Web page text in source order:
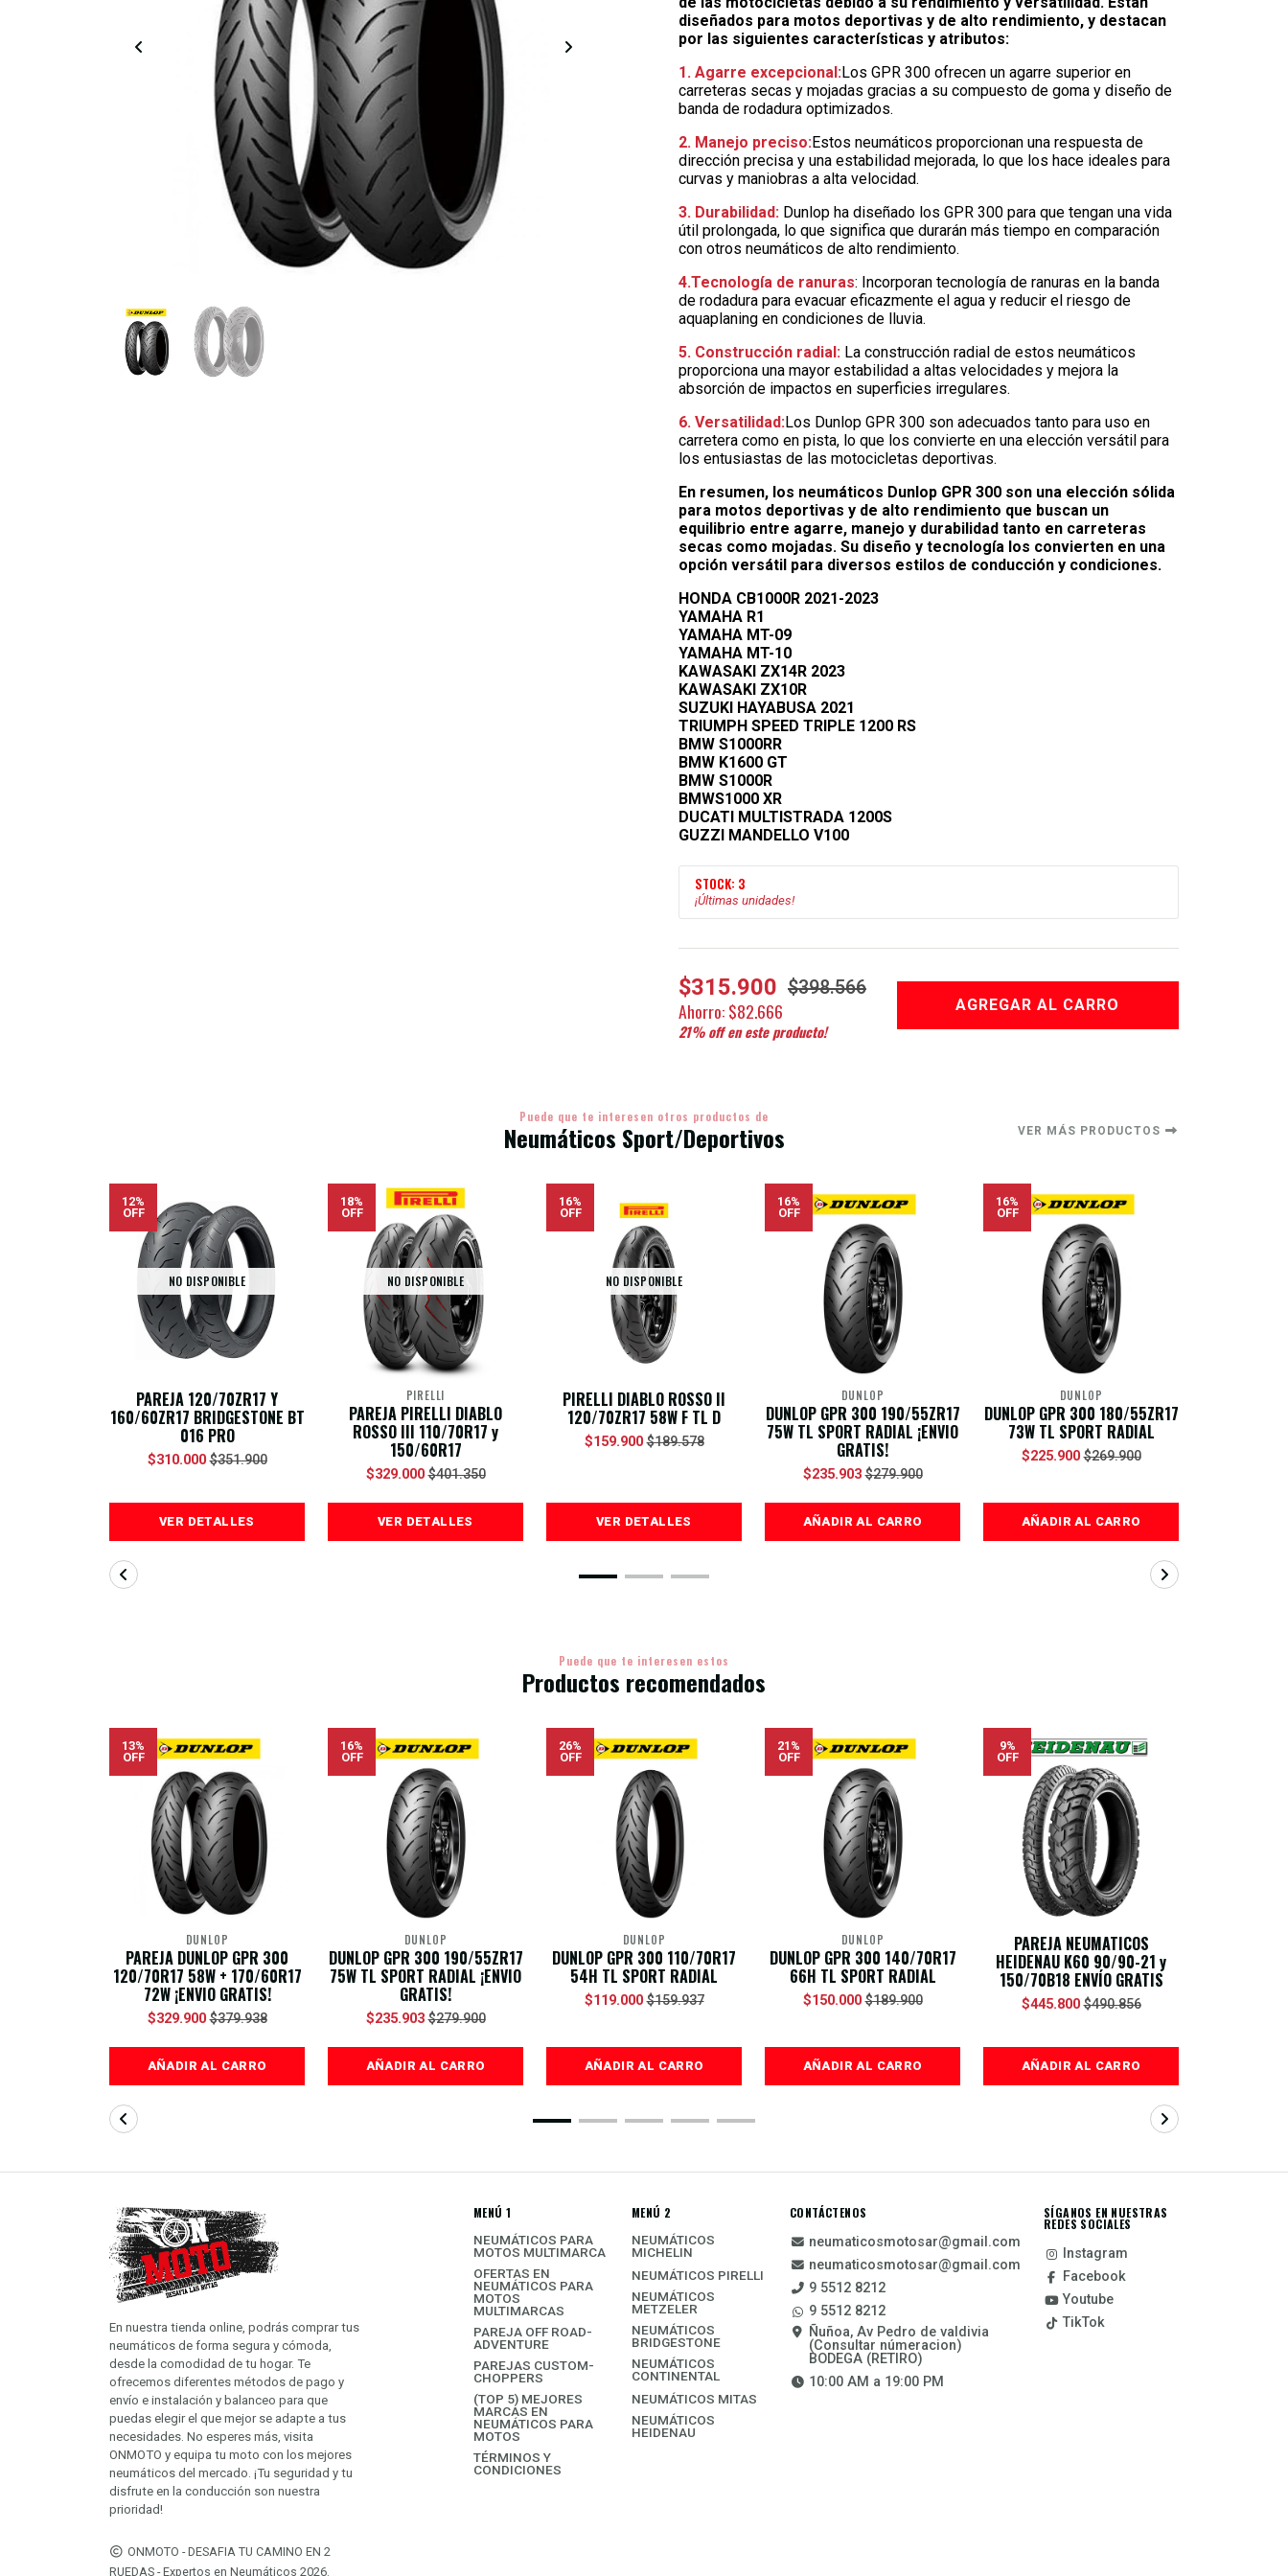
diseñados para motos deportivas y de alto rendimiento, y destacan
por las siguientes características y atributos:
1. Agarre excepcional:Los GPR 300 ofrecen un agarre superior en
carreteras secas y mojadas gracias a su compuesto de goma y diseño de
banda de rodadura optimizados.
2. Manejo preciso:Estos neumáticos proporcionan una respuesta de
dirección precisa y una estabilidad mejorada, lo que los hace ideales para
curvas y maniobras a alta velocidad.
3. Durabilidad: Dunlop ha diseñado los GPR 300 para que tengan una vida
útil prolongada, lo que significa que durarán más tiempo en comparación
con otros neumáticos de alto rendimiento.
4.Tecnología de ranuras: Incorporan tecnología de ranuras en la banda
de rodadura para evacuar eficazmente el agua y reducir el riesgo de
aquaplaning en condiciones de lluvia.
5. Construcción radial: La construcción radial de estos neumáticos
proporciona una mayor estabilidad a altas velocidades y mejora la
absorción de impactos en superficies irregulares.
6. Versatilidad:Los Dunlop GPR 300 son adecuados tanto para uso en
carretera como en pista, lo que los convierte en una elección versátil para
los entusiastas de las motocicletas deportivas.
En resumen, los neumáticos Dunlop GPR 300 son una elección sólida
para motos deportivas y de alto rendimiento que buscan un
equilibrio entre agarre, manejo y durabilidad tanto en carreteras
secas como mojadas. Su diseño y tecnología los convierten en una
opción versátil para diversos estilos de conducción y condiciones.
HONDA CB1000R 2021-2023
YAMAHA R1
YAMAHA MT-09
YAMAHA MT-10
KAWASAKI ZX14R 2023
KAWASAKI ZX10R
SUZUKI HAYABUSA 2021
TRIUMPH SPEED TRIPLE 1200 RS
BMW S1000RR
BMW K1600 GT
BMW S1000R
BMWS1000 XR
DUCATI MULTISTRADA 1200S
GUZZI MANDELLO V100
STOCK: 3
¡Últimas unidades!
$315.900 $398.566
Ahorro:$82.666
21% off en este producto!
AGREGAR AL CARRO
Puede que te interesen otros productos de
Neumáticos Sport/Deportivos VER MÁS PRODUCTOS
12%
OFF
NO DISPONIBLE
PAREJA 120/70ZR17 Y
160/60ZR17 BRIDGESTONE BT
016 PRO
$310.000 $351.900
VER DETALLES
18%
OFF
NO DISPONIBLE
PIRELLI
PAREJA PIRELLI DIABLO
ROSSO III 110/70R17 y
150/60R17
$329.000 $401.350
VER DETALLES
16%
OFF
NO DISPONIBLE
PIRELLI DIABLO ROSSO II
120/70ZR17 58W F TL D
$159.900 $189.578
VER DETALLES
16%
OFF
DUNLOP
DUNLOP GPR 300 190/55ZR17
75W TL SPORT RADIAL ¡ENVIO
GRATIS!
$235.903 $279.900
AÑADIR AL CARRO
16%
OFF
DUNLOP
DUNLOP GPR 300 180/55ZR17
73W TL SPORT RADIAL
$225.900 $269.900
AÑADIR AL CARRO
Puede que te interesen estos
Productos recomendados
13%
OFF
DUNLOP
PAREJA DUNLOP GPR 300
120/70R17 58W + 170/60R17
72W ¡ENVIO GRATIS!
$329.900 $379.938
AÑADIR AL CARRO
16%
OFF
DUNLOP
DUNLOP GPR 300 190/55ZR17
75W TL SPORT RADIAL ¡ENVIO
GRATIS!
$235.903 $279.900
AÑADIR AL CARRO
26%
OFF
DUNLOP
DUNLOP GPR 300 110/70R17
54H TL SPORT RADIAL
$119.000 $159.937
AÑADIR AL CARRO
21%
OFF
DUNLOP
DUNLOP GPR 300 140/70R17
66H TL SPORT RADIAL
$150.000 $189.900
AÑADIR AL CARRO
9%
OFF
PAREJA NEUMATICOS
HEIDENAU K60 90/90-21 y
150/70B18 ENVÍO GRATIS
$445.800 $490.856
AÑADIR AL CARRO
En nuestra tienda online, podrás comprar tus
neumáticos de forma segura y cómoda,
desde la comodidad de tu hogar. Te
ofrecemos diferentes métodos de pago y
envío e instalación y balanceo para que
puedas elegir el que mejor se adapte a tus
necesidades. No esperes más, visita
ONMOTO y equipa tu moto con los mejores
neumáticos del mercado. ¡Tu seguridad y tu
disfrute en la conducción son nuestra
prioridad!
ONMOTO - DESAFIA TU CAMINO EN 2
RUEDAS - Expertos en Neumáticos 2026.
MENÚ 1
NEUMÁTICOS PARA
MOTOS MULTIMARCA
OFERTAS EN
NEUMÁTICOS PARA
MOTOS
MULTIMARCAS
PAREJA OFF ROAD-
ADVENTURE
PAREJAS CUSTOM-
CHOPPERS
(TOP 5) MEJORES
MARCAS EN
NEUMÁTICOS PARA
MOTOS
TÉRMINOS Y
CONDICIONES
MENÚ 2
NEUMÁTICOS
MICHELIN
NEUMÁTICOS PIRELLI
NEUMÁTICOS
METZELER
NEUMÁTICOS
BRIDGESTONE
NEUMÁTICOS
CONTINENTAL
NEUMÁTICOS MITAS
NEUMÁTICOS
HEIDENAU
CONTÁCTENOS
neumaticosmotosar@gmail.com
neumaticosmotosar@gmail.com
9 5512 8212
9 5512 8212
Ñuñoa, Av Pedro de valdivia
(Consultar númeracion)
BODEGA (RETIRO)
10:00 AM a 19:00 PM
SÍGANOS EN NUESTRAS
REDES SOCIALES
Instagram
Facebook
Youtube
TikTok